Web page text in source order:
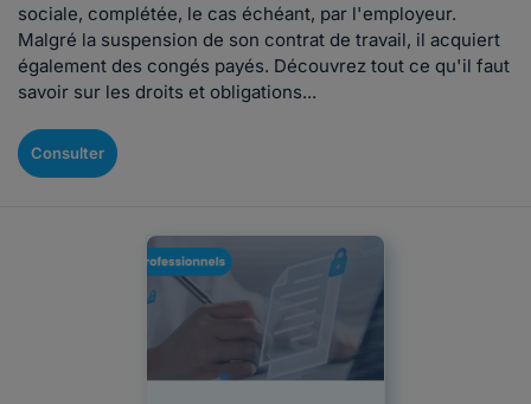
sociale, complétée, le cas échéant, par l'employeur.
Malgré la suspension de son contrat de travail, il acquiert
également des congés payés. Découvrez tout ce qu'il faut
savoir sur les droits et obligations...
Consulter